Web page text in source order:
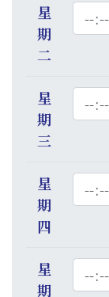
星
期
二
間
星
期
三
間
星
期
四
間
星
期
間